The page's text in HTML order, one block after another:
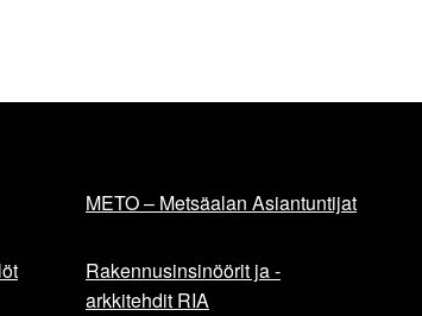
METO – Metsäalan Asiantuntijat
Rakennusinsinöörit ja -
arkkitehdit RIA